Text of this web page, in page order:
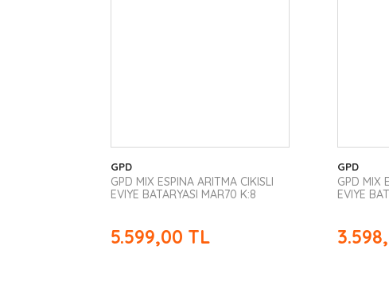
GPD
GPD MIX ESPINA ARITMA CIKISLI
EVIYE BATARYASI MAR70 K:8
5.599,00 TL
GPD
GPD MIX
EVIYE